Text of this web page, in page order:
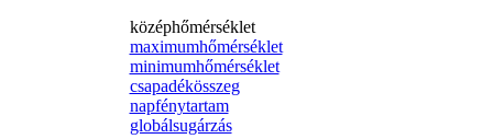
középhőmérséklet
maximumhőmérséklet
minimumhőmérséklet
csapadékösszeg
napfénytartam
globálsugárzás